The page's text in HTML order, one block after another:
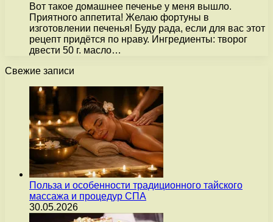
Вот такое домашнее печенье у меня вышло.
Приятного аппетита! Желаю фортуны в
изготовлении печенья! Буду рада, если для вас этот
рецепт придётся по нраву. Ингредиенты: творог
двести 50 г. масло…
Свежие записи
Польза и особенности традиционного тайского
массажа и процедур СПА
30.05.2026